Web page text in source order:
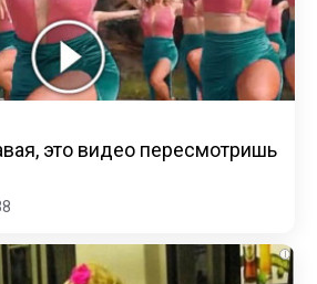
это видео пересмотришь
i